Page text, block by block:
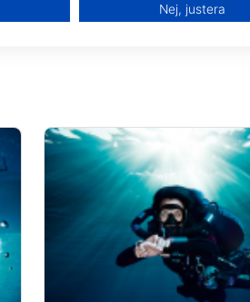
från olika källor
Nej, justera